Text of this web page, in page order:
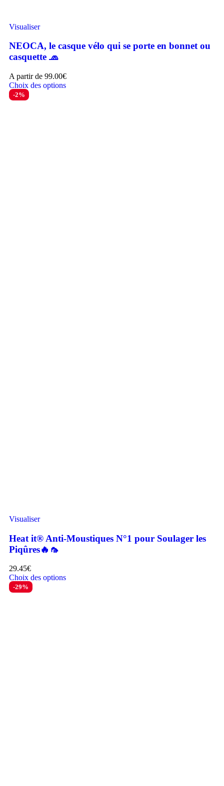
Visualiser
NEOCA, le casque vélo qui se porte en bonnet ou
casquette 🧢
A partir de 99.00€
Choix des options
-2%
Visualiser
Heat it® Anti-Moustiques N°1 pour Soulager les
Piqûres🔥🦟
29.45€
Choix des options
-29%